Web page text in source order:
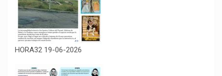
HORA32 19-06-2026